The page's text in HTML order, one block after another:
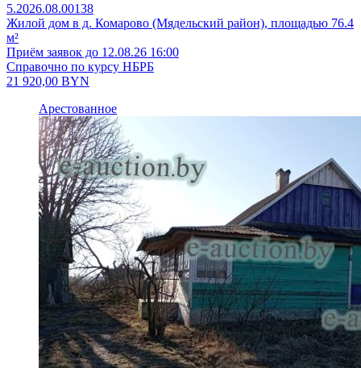
5.2026.08.00138
Жилой дом в д. Комарово (Мядельский район), площадью 76.4
м²
Приём заявок до 12.08.26 16:00
Справочно по курсу НБРБ
21 920,00 BYN
Арестованное